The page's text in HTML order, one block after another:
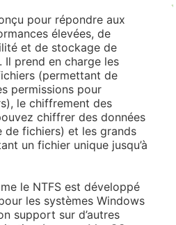
pour répondre aux
élevées, de
et de stockage de
Il prend en charge les
(permettant de
permissions pour
le chiffrement des
chiffrer des données
de fichiers) et les grands
un fichier unique jusqu’à
le NTFS est développé
les systèmes Windows
support sur d’autres